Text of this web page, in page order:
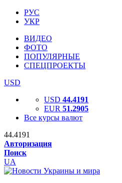
РУС
УКР
ВИДЕО
ФОТО
ПОПУЛЯРНЫЕ
СПЕЦПРОЕКТЫ
USD
USD 44.4191
EUR 51.2905
Все курсы валют
44.4191
Авторизация
Поиск
UA